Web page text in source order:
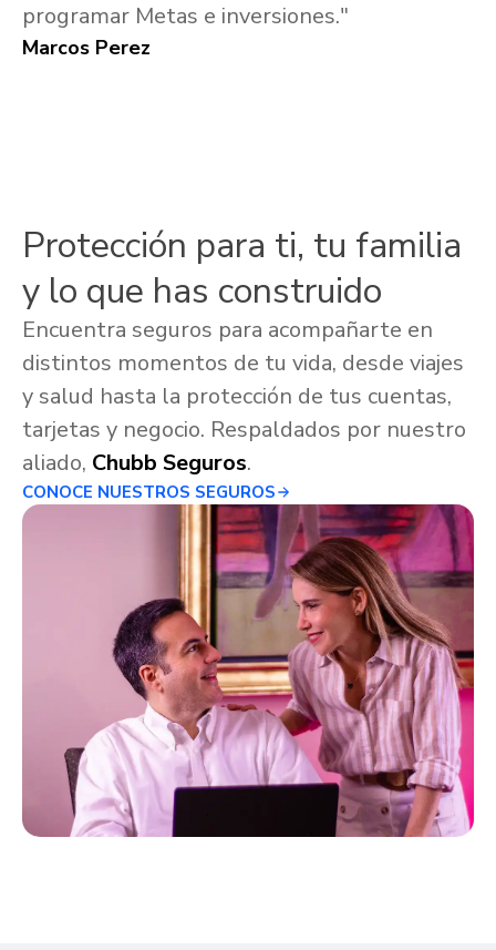
programar Metas e inversiones."
Marcos Perez
Protección para ti, tu familia
y lo que has construido
Encuentra seguros para acompañarte en
distintos momentos de tu vida, desde viajes
y salud hasta la protección de tus cuentas,
tarjetas y negocio. Respaldados por nuestro
aliado, Chubb Seguros.
CONOCE NUESTROS SEGUROS